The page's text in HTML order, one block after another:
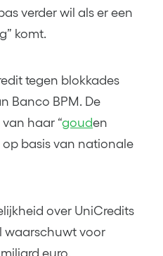
verder wil als er een
komt.
tegen blokkades
Banco BPM. De
haar “gouden
basis van nationale
over UniCredits
waarschuwt voor
euro.